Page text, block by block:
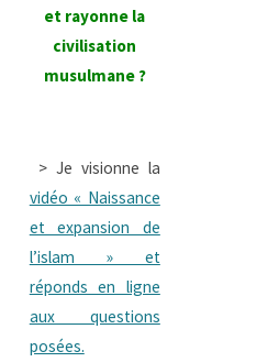
et rayonne la
civilisation
musulmane ?
> Je visionne la
vidéo « Naissance
et expansion de
l’islam » et
réponds en ligne
aux questions
posées.